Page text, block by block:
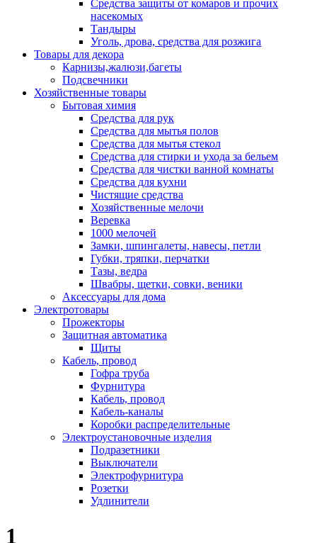
Средства защиты от комаров и прочих
насекомых
Тандыры
Уголь, дрова, средства для розжига
Товары для декора
Карнизы,жалюзи,багеты
Подсвечники
Хозяйственные товары
Бытовая химия
Средства для рук
Средства для мытья полов
Средства для мытья стекол
Средства для стирки и ухода за бельем
Средства для чистки ванной комнаты
Средства для кухни
Чистящие средства
Хозяйственные мелочи
Веревка
1000 мелочей
Замки, шпингалеты, навесы, петли
Губки, тряпки, перчатки
Тазы, ведра
Швабры, щетки, совки, веники
Аксессуары для дома
Электротовары
Прожекторы
Защитная автоматика
Щиты
Кабель, провод
Гофра труба
Фурнитура
Кабель, провод
Кабель-каналы
Коробки распределительные
Электроустановочные изделия
Подразетники
Выключатели
Электрофурнитура
Розетки
Удлинители
1